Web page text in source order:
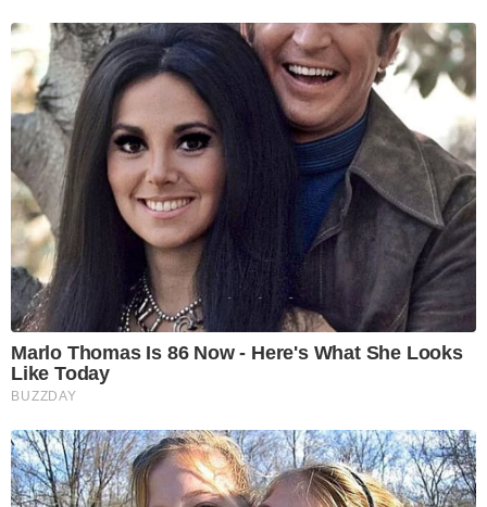
Marlo Thomas Is 86 Now - Here's What She Looks
Like Today
BUZZDAY